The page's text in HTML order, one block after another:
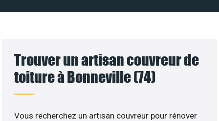
Trouver un artisan couvreur de
toiture à Bonneville (74)
Vous recherchez un artisan couvreur pour rénover